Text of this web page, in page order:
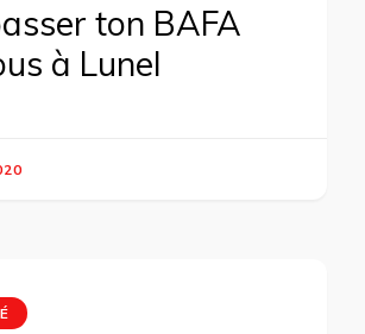
ton BAFA
à Lunel